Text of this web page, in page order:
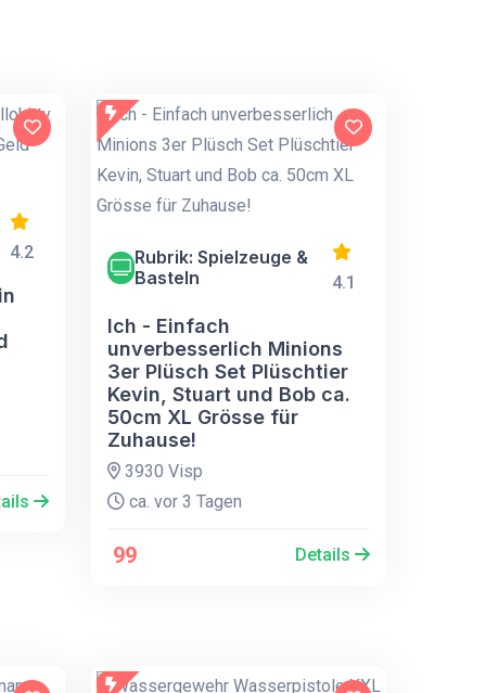
4.2
Rubrik: Spielzeuge &
Basteln
4.1
Ich - Einfach
unverbesserlich Minions
3er Plüsch Set Plüschtier
Kevin, Stuart und Bob ca.
50cm XL Grösse für
Zuhause!
3930 Visp
ca. vor 3 Tagen
99 Details